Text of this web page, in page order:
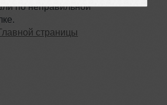
по неправильной
страницы